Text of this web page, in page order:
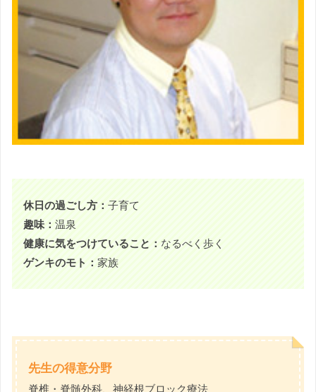
休日の過ごし方： 子育て
趣味： 温泉
健康に気をつけていること： なるべく歩く
ゲンキのモト： 家族
先生の得意分野
脊椎・脊髄外科、神経根ブロック療法